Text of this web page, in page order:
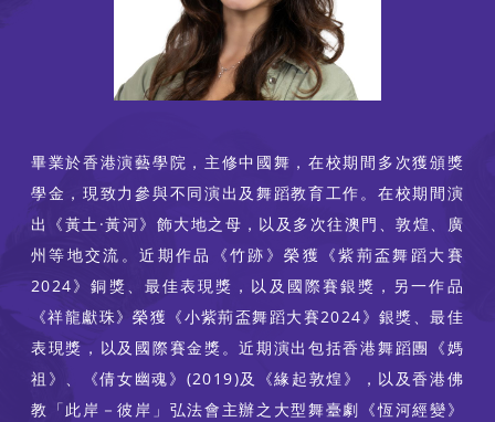
畢業於香港演藝學院，主修中國舞，在校期間多次獲頒獎
學金，現致力參與不同演出及舞蹈教育工作。在校期間演
出《黃土·黃河》飾大地之母，以及多次往澳門、敦煌、廣
州等地交流。近期作品《竹跡》榮獲《紫荊盃舞蹈大賽
2024》銅獎、最佳表現獎，以及國際賽銀獎，另一作品
《祥龍獻珠》榮獲《小紫荊盃舞蹈大賽2024》銀獎、最佳
表現獎，以及國際賽金獎。近期演出包括香港舞蹈團《媽
祖》、《倩女幽魂》(2019)及《緣起敦煌》，以及香港佛
教「此岸－彼岸」弘法會主辦之大型舞臺劇《恆河經變》